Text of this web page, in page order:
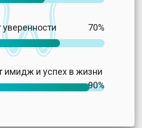
70%
имидж и успех в жизни
90%